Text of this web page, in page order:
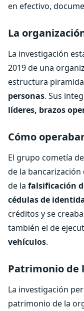
en efectivo,
La
La investigación
2019 de una
estructura
personas. Sus
líderes, brazos
Cómo
El grupo cometía
de la
de la falsificación
cédulas de
créditos y se
también el de
vehículos.
Patrimonio de
La investigación
patrimonio de la